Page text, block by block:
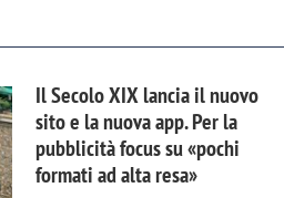
Il Secolo XIX lancia il nuovo
sito e la nuova app. Per la
pubblicità focus su «pochi
formati ad alta resa»